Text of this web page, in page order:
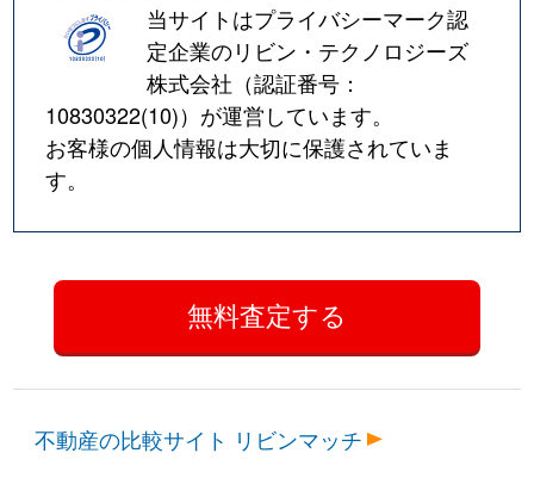
当サイトはプライバシーマーク認
定企業のリビン・テクノロジーズ
株式会社（認証番号：
10830322(10)）が運営しています。
お客様の個人情報は大切に保護されていま
す。
不動産の比較サイト リビンマッチ